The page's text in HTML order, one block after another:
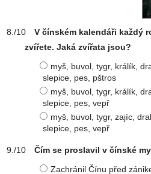
V čínském kalendáři každý
zvířete. Jaká zvířata jsou?
myš, buvol, tygr, králík,
slepice, pes, pštros
myš, buvol, tygr, králík,
slepice, pes, vepř
myš, buvol, tygr, zajíc,
slepice, pes, vepř
Čím se proslavil v čínské
Zachránil Čínu před